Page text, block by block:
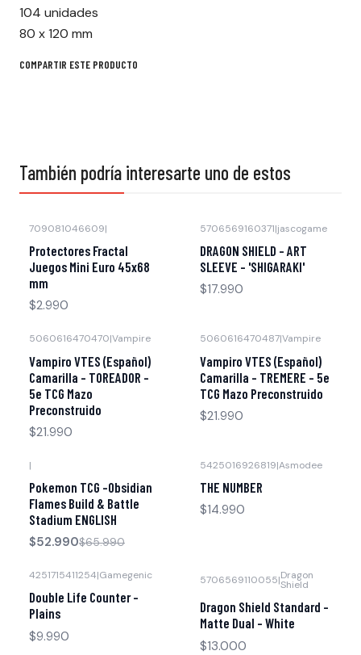
104 unidades
80 x 120 mm
COMPARTIR ESTE PRODUCTO
También podría interesarte uno de estos
709081046609|
Protectores Fractal
Juegos Mini Euro 45x68
mm
$2.990
5706569160371|jascogame
DRAGON SHIELD - ART
SLEEVE - 'SHIGARAKI'
$17.990
5060616470470|Vampire
Vampiro VTES (Español)
Camarilla - TOREADOR -
5e TCG Mazo
Preconstruido
$21.990
5060616470487|Vampire
Vampiro VTES (Español)
Camarilla - TREMERE - 5e
TCG Mazo Preconstruido
$21.990
Agotado
|
Pokemon TCG -Obsidian
Flames Build & Battle
Stadium ENGLISH
$52.990$65.990
5425016926819|Asmodee
THE NUMBER
$14.990
4251715411254|Gamegenic
Double Life Counter -
Plains
$9.990
5706569110055|Dragon
Shield
Dragon Shield Standard -
Matte Dual - White
$13.000